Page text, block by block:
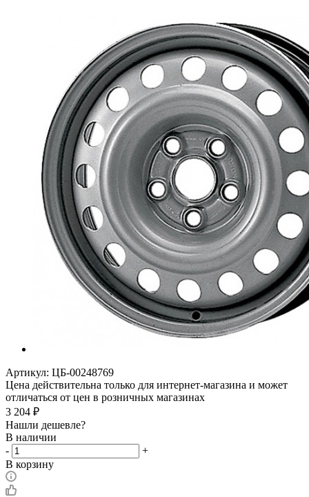
Артикул: ЦБ-00248769
Цена действительна только для интернет-магазина и может
отличаться от цен в розничных магазинах
3 204 ₽
Нашли дешевле?
В наличии
-
+
В корзину